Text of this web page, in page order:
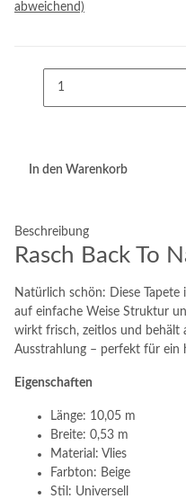
abweichend)
In den Warenkorb
Beschreibung
Rasch Back To
Natürlich schön: Diese
auf einfache Weise Struktur
wirkt frisch, zeitlos und behält
Ausstrahlung – perfekt für ein
Eigenschaften
Länge: 10,05 m
Breite: 0,53 m
Material: Vlies
Farbton: Beige
Stil: Universell